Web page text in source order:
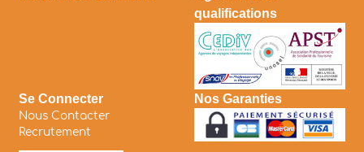
qualifications
Se Connecter
Nous Contacter
Recrutement
Nos Garanties